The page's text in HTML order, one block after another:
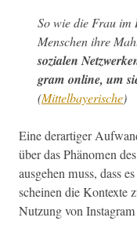
So wie die Frau im
Men­schen ihre
sozialen
gram online, um
(Mit­tel­bay­erische)
Eine der­ar­tiger
über das Phänomen
aus­ge­hen muss, dass
scheinen die Kon­texte
Nutzung von